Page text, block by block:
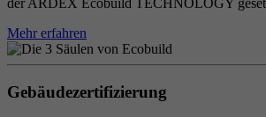
der ARDEX Ecobuild TECHNOLOGY
Mehr erfahren
Gebäudezertifizierung